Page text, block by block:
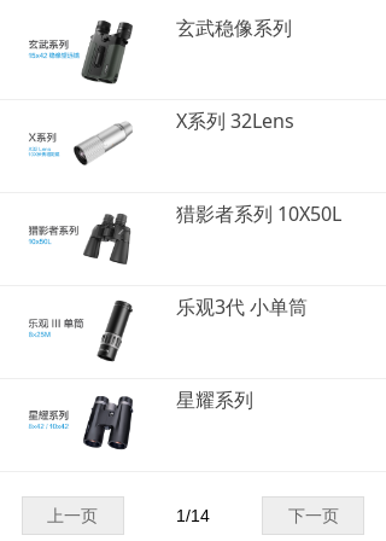
玄武稳像系列
X系列 32Lens
猎影者系列 10X50L
乐观3代 小单筒
星耀系列
上一页 下一页
1/14